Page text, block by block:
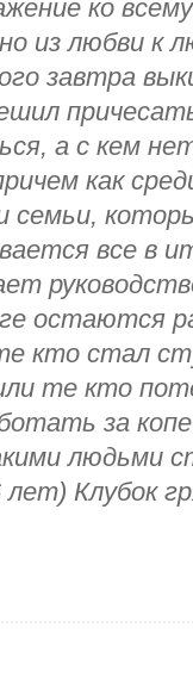
ко
из любви к
завтра
а с кем
как
семьи,
все в
остаются
кто стал
те кто
за
людьми
Клубок